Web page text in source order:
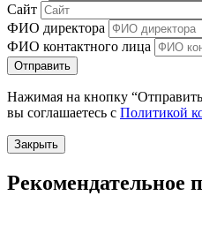
Сайт
ФИО директора
ФИО контактного лица
Отправить
Нажимая на кнопку “Отправить
вы соглашаетесь с Политикой
Закрыть
Рекомендательное